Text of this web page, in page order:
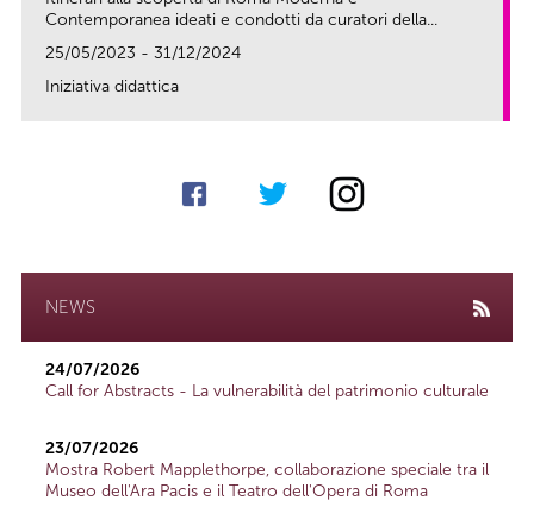
Contemporanea ideati e condotti da curatori della...
25/05/2023 - 31/12/2024
Iniziativa didattica
NEWS
24/07/2026
Call for Abstracts - La vulnerabilità del patrimonio culturale
23/07/2026
Mostra Robert Mapplethorpe, collaborazione speciale tra il
Museo dell'Ara Pacis e il Teatro dell'Opera di Roma